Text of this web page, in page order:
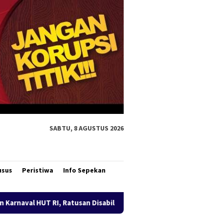
SABTU, 8 AGUSTUS 2026
Peristiwa Info Sepekan
Papua Selatan Unjuk Prestasi dan Tuntut Kesetaraan